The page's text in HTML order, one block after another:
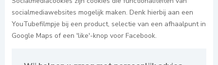
socialmediawebsites mogelijk maken. Denk hierbij aan een
YouTubefilmpje bij een product, selectie van een afhaalpunt in
Google Maps of een 'like'-knop voor Facebook.